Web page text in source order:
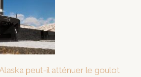
peut-il atténuer le goulot